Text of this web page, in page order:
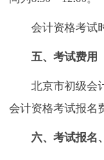
会计资格考试
五、考试费用
北京市初级会
会计资格考试报名
六、考试报名